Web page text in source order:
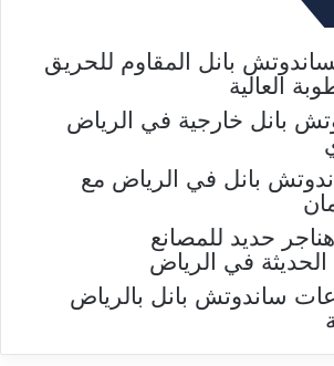
بانل المقاوم للحريق
العالية
بانل خارجية في الرياض
بانل في الرياض مع
حديد للمصانع
في الرياض
ساندوتش بانل بالرياض